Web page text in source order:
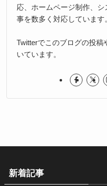
応、ホームページ制作、
事を数多く対応しています
Twitterでこのブログの投
いています。
新着記事